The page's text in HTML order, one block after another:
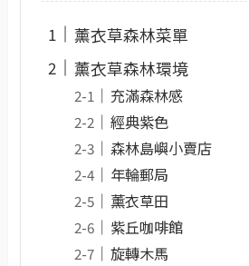
薰衣草森林菜單
薰衣草森林環境
充滿森林感
經典紫色
森林島嶼小賣店
年輪郵局
薰衣草田
紫丘咖啡館
旋轉木馬